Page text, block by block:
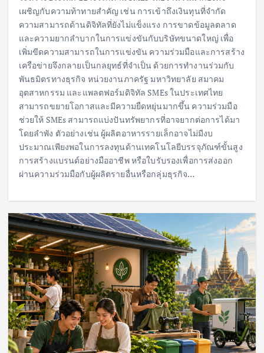
เผชิญกับความท้าทายสำคัญ เช่น การเข้าถึงเงินทุนที่จำกัด
ความสามารถด้านดิจิทัลที่ยังไม่แข็งแรง การขาดข้อมูลตลาด
และความยากลำบากในการแข่งขันกับบริษัทขนาดใหญ่ เพื่อ
เพิ่มขีดความสามารถในการแข่งขัน ความร่วมมือและการสร้าง
เครือข่ายจึงกลายเป็นกลยุทธ์ที่จำเป็น ด้วยการทำงานร่วมกับ
พันธมิตรทางธุรกิจ หน่วยงานภาครัฐ มหาวิทยาลัย สมาคม
อุตสาหกรรม และแพลตฟอร์มดิจิทัล SMEs ในประเทศไทย
สามารถขยายโอกาสและมีความยืดหยุ่นมากขึ้น ความร่วมมือ
ช่วยให้ SMEs สามารถแบ่งปันทรัพยากรที่อาจยากต่อการได้มา
โดยลำพัง ตัวอย่างเช่น ผู้ผลิตอาหารรายเล็กอาจไม่มีงบ
ประมาณเพียงพอในการลงทุนด้านเทคโนโลยีบรรจุภัณฑ์ขั้นสูง
การสร้างแบรนด์อย่างมืออาชีพ หรือใบรับรองเพื่อการส่งออก
ผ่านความร่วมมือกับผู้ผลิตรายอื่นหรือกลุ่มธุรกิจ…